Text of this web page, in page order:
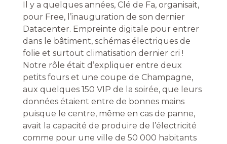
Il y a quelques années, Clé de Fa, organisait,
pour Free, l’inauguration de son dernier
Datacenter. Empreinte digitale pour entrer
dans le bâtiment, schémas électriques de
folie et surtout climatisation dernier cri !
Notre rôle était d’expliquer entre deux
petits fours et une coupe de Champagne,
aux quelques 150 VIP de la soirée, que leurs
données étaient entre de bonnes mains
puisque le centre, même en cas de panne,
avait la capacité de produire de l’électricité
comme pour une ville de 50 000 habitants